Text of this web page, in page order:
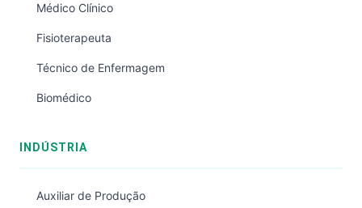
Médico Clínico
Fisioterapeuta
Técnico de Enfermagem
Biomédico
INDÚSTRIA
Auxiliar de Produção